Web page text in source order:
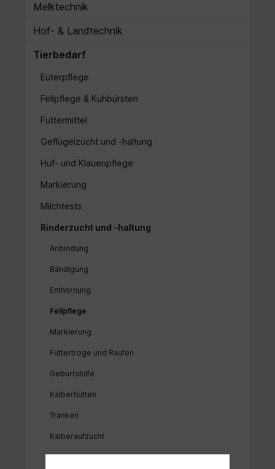
Melktechnik
Hof- & Landtechnik
Tierbedarf
Euterpflege
Fellpflege & Kuhbürsten
Futtermittel
Geflügelzucht und -haltung
Huf- und Klauenpflege
Markierung
Milchtests
Rinderzucht und -haltung
Anbindung
Bändigung
Enthornung
Fellpflege
Markierung
Futtertröge und Raufen
Geburtshilfe
Kälberhütten
Tränken
Kälberaufzucht
Saugentwöhnung